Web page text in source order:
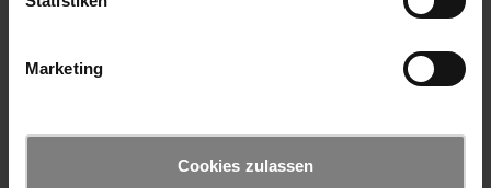
Marketing
Cookies zulassen